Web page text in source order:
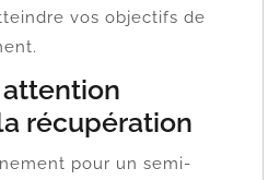
vos objectifs de
récupération
pour un semi-